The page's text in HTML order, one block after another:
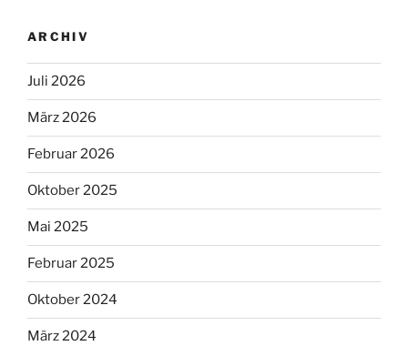
ARCHIV
Juli 2026
März 2026
Februar 2026
Oktober 2025
Mai 2025
Februar 2025
Oktober 2024
März 2024